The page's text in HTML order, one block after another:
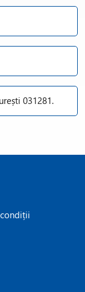
stratului de
lung.
implementarea
la dispoziție
și suport în
031281.